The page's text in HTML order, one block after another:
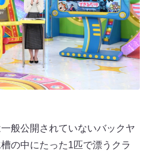
般公開されていないバックヤ
の中にたった1匹で漂うクラ